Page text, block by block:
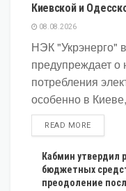
Киевской и
08.08.2026
НЭК "Укрэнерго"
предупреждает о
потребления
особенно в
READ MOREDETAILS
Кабмин утвердил
бюджетных
преодоление